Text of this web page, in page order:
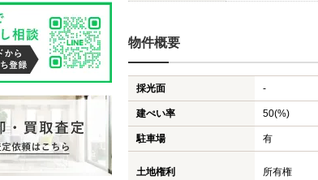
物件概要
採光面 -
建ぺい率 50(%)
駐車場 有
土地権利 所有権